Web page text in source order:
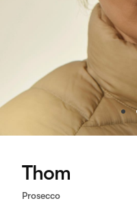
Thom
Prosecco